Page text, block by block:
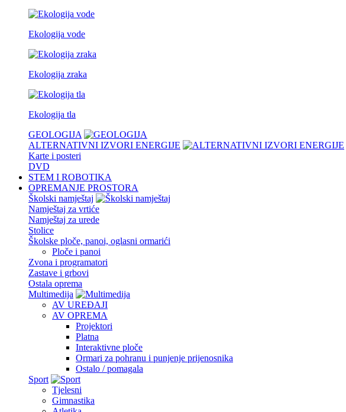
Ekologija vode
Ekologija zraka
Ekologija tla
GEOLOGIJA
ALTERNATIVNI IZVORI ENERGIJE
Karte i posteri
DVD
STEM I ROBOTIKA
OPREMANJE PROSTORA
Školski namještaj
Namještaj za vrtiće
Namještaj za urede
Stolice
Školske ploče, panoi, oglasni ormarići
Ploče i panoi
Zvona i programatori
Zastave i grbovi
Ostala oprema
Multimedija
AV UREĐAJI
AV OPREMA
Projektori
Platna
Interaktivne ploče
Ormari za pohranu i punjenje prijenosnika
Ostalo / pomagala
Sport
Tjelesni
Gimnastika